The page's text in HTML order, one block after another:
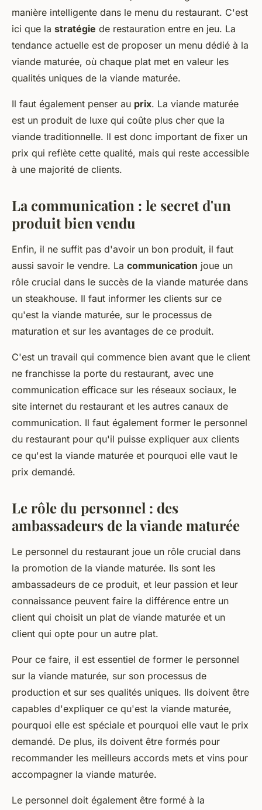
manière intelligente dans le menu du restaurant. C'est
ici que la stratégie de restauration entre en jeu. La
tendance actuelle est de proposer un menu dédié à la
viande maturée, où chaque plat met en valeur les
qualités uniques de la viande maturée.
Il faut également penser au prix. La viande maturée
est un produit de luxe qui coûte plus cher que la
viande traditionnelle. Il est donc important de fixer un
prix qui reflète cette qualité, mais qui reste accessible
à une majorité de clients.
La communication : le secret d'un
produit bien vendu
Enfin, il ne suffit pas d'avoir un bon produit, il faut
aussi savoir le vendre. La communication joue un
rôle crucial dans le succès de la viande maturée dans
un steakhouse. Il faut informer les clients sur ce
qu'est la viande maturée, sur le processus de
maturation et sur les avantages de ce produit.
C'est un travail qui commence bien avant que le client
ne franchisse la porte du restaurant, avec une
communication efficace sur les réseaux sociaux, le
site internet du restaurant et les autres canaux de
communication. Il faut également former le personnel
du restaurant pour qu'il puisse expliquer aux clients
ce qu'est la viande maturée et pourquoi elle vaut le
prix demandé.
Le rôle du personnel : des
ambassadeurs de la viande maturée
Le personnel du restaurant joue un rôle crucial dans
la promotion de la viande maturée. Ils sont les
ambassadeurs de ce produit, et leur passion et leur
connaissance peuvent faire la différence entre un
client qui choisit un plat de viande maturée et un
client qui opte pour un autre plat.
Pour ce faire, il est essentiel de former le personnel
sur la viande maturée, sur son processus de
production et sur ses qualités uniques. Ils doivent être
capables d'expliquer ce qu'est la viande maturée,
pourquoi elle est spéciale et pourquoi elle vaut le prix
demandé. De plus, ils doivent être formés pour
recommander les meilleurs accords mets et vins pour
accompagner la viande maturée.
Le personnel doit également être formé à la